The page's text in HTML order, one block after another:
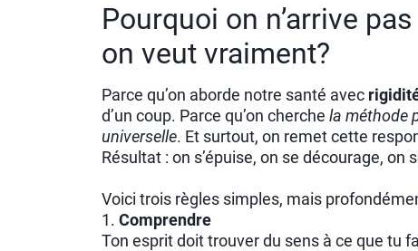
Pourquoi on n’arrive
on veut vraiment?
Parce qu’on aborde notre santé avec
d’un coup. Parce qu’on cherche la méthode
universelle. Et surtout, on remet cette
Résultat : on s’épuise, on se décourage, on
Voici trois règles simples, mais
1. Comprendre
Ton esprit doit trouver du sens à ce que tu